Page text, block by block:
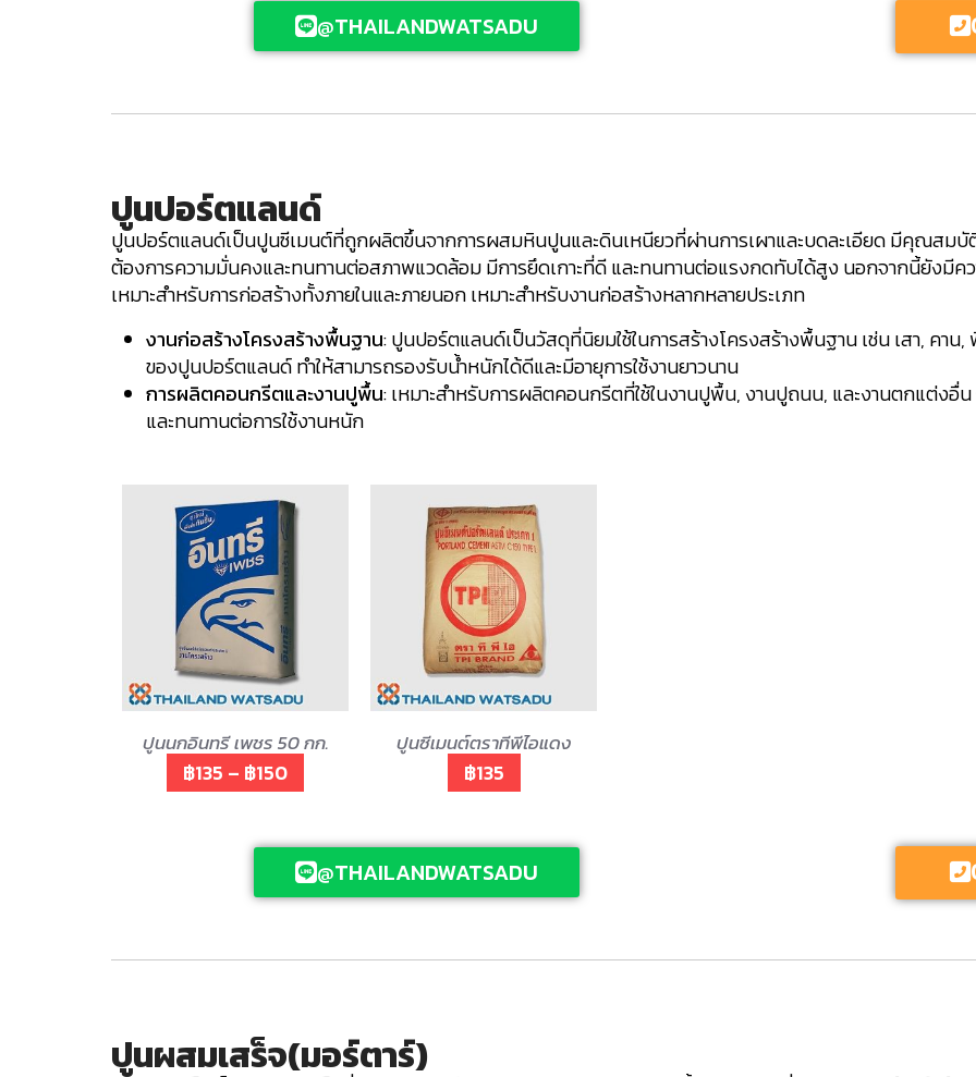
@THAILANDWATSADU
ปูนปอร์ตแลนด์
ปูนปอร์ตแลนด์เป็นปูนซีเมนต์ที่ถูกผลิตขึ้นจากการผสมหินปูนและดินเหนียวที่ผ่านการเผาและบดละเอียด มีคุณสมบั
ต้องการความมั่นคงและทนทานต่อสภาพแวดล้อม มีการยึดเกาะที่ดี และทนทานต่อแรงกดทับได้สูง นอกจากนี้ยังมีค
เหมาะสำหรับการก่อสร้างทั้งภายในและภายนอก เหมาะสำหรับงานก่อสร้างหลากหลายประเภท
งานก่อสร้างโครงสร้างพื้นฐาน: ปูนปอร์ตแลนด์เป็นวัสดุที่นิยมใช้ในการสร้างโครงสร้างพื้นฐาน เช่น เสา, คา
ของปูนปอร์ตแลนด์ ทำให้สามารถรองรับน้ำหนักได้ดีและมีอายุการใช้งานยาวนาน
การผลิตคอนกรีตและงานปูพื้น: เหมาะสำหรับการผลิตคอนกรีตที่ใช้ในงานปูพื้น, งานปูถนน, และงานตกแต่
และทนทานต่อการใช้งานหนัก
ปูนนกอินทรี เพชร 50 กก.
฿135 – ฿150
ปูนซีเมนต์ตราทีพีไอแดง
฿135
@THAILANDWATSADU
ปูนผสมเสร็จ(มอร์ตาร์)